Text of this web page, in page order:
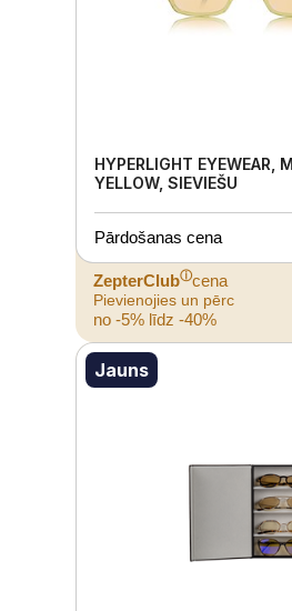
HYPERLIGHT EYEWEAR,
YELLOW, SIEVIEŠU
Pārdošanas cena
ZepterClubⓘcena
Pievienojies un pērc
no -5% līdz -40%
Jauns